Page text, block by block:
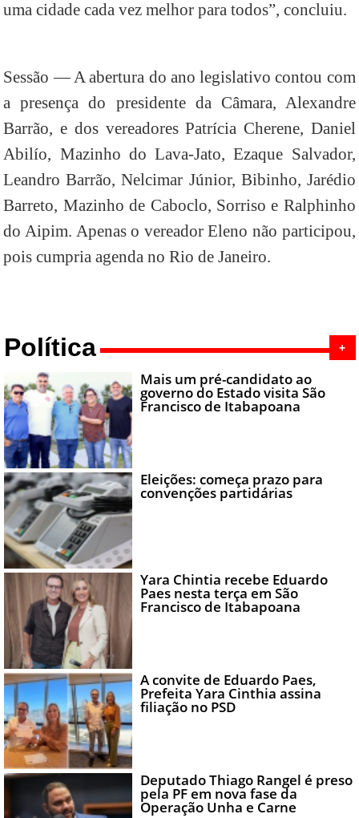
uma cidade cada vez melhor para todos”, concluiu.
Sessão — A abertura do ano legislativo contou com
a presença do presidente da Câmara, Alexandre
Barrão, e dos vereadores Patrícia Cherene, Daniel
Abilío, Mazinho do Lava-Jato, Ezaque Salvador,
Leandro Barrão, Nelcimar Júnior, Bibinho, Jarédio
Barreto, Mazinho de Caboclo, Sorriso e Ralphinho
do Aipim. Apenas o vereador Eleno não participou,
pois cumpria agenda no Rio de Janeiro.
Política +
Mais um pré-candidato ao
governo do Estado visita São
Francisco de Itabapoana
Eleições: começa prazo para
convenções partidárias
Yara Chintia recebe Eduardo
Paes nesta terça em São
Francisco de Itabapoana
A convite de Eduardo Paes,
Prefeita Yara Cinthia assina
filiação no PSD
Deputado Thiago Rangel é preso
pela PF em nova fase da
Operação Unha e Carne